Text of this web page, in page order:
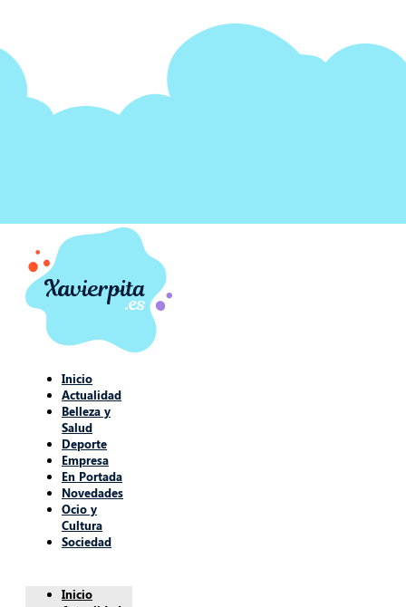
Inicio
Actualidad
Belleza y
Salud
Deporte
Empresa
En Portada
Novedades
Ocio y
Cultura
Sociedad
Inicio